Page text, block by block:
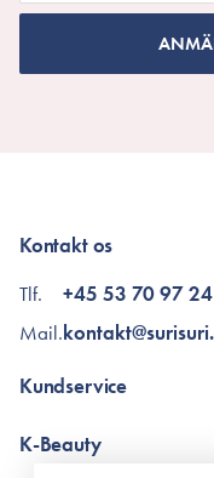
Kontakt os
Tlf.
Mail.
+45 53 70 97 24
Kundservice
Poängshop - frågor
K-Beauty